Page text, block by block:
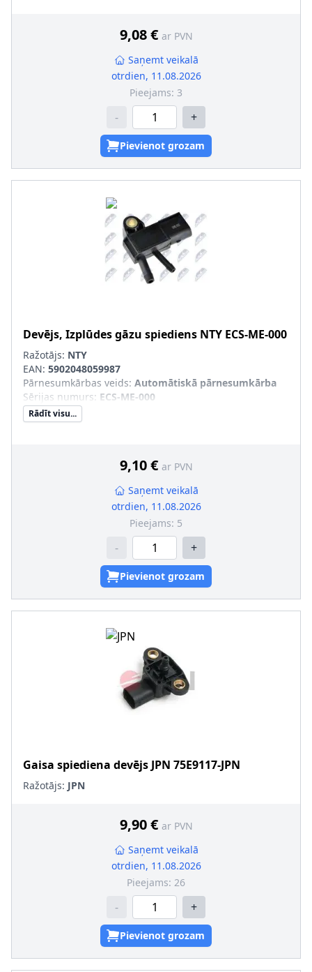
9,08 € ar PVN
Saņemt veikalā
otrdien, 11.08.2026
Pieejams: 3
- +
Pievienot grozam
Devējs, Izplūdes gāzu spiediens NTY ECS-ME-000
Ražotājs: NTY
EAN: 5902048059987
Pārnesumkārbas veids: Automātiskā pārnesumkārba
Sērijas numurs: ECS-ME-000
Rādīt visu...
9,10 € ar PVN
Saņemt veikalā
otrdien, 11.08.2026
Pieejams: 5
- +
Pievienot grozam
Gaisa spiediena devējs JPN 75E9117-JPN
Ražotājs: JPN
9,90 € ar PVN
Saņemt veikalā
otrdien, 11.08.2026
Pieejams: 26
- +
Pievienot grozam